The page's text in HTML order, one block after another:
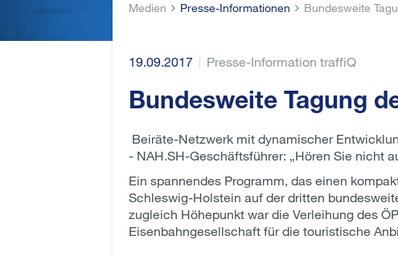
Medien Presse-Informationen Bundesweite
19.09.2017 Presse-Information traffiQ
Bundesweite Tagung
Beiräte-Netzwerk mit dynamischer
- NAH.SH-Geschäftsführer: „Hören Sie nicht
Ein spannendes Programm, das einen
Schleswig-Holstein auf der dritten
zugleich Höhepunkt war die Verleihung des
Eisenbahngesellschaft für die touristische